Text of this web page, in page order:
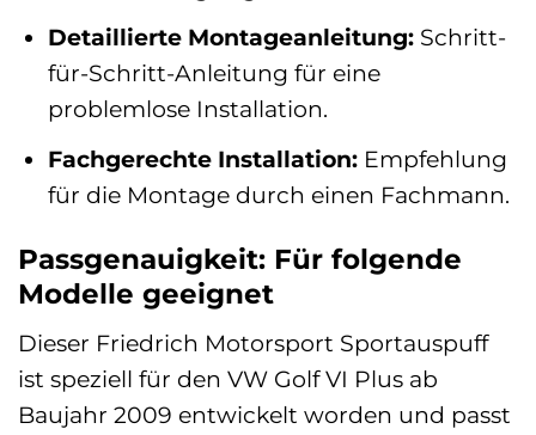
Detaillierte Montageanleitung:Schritt-
für-Schritt-Anleitung für eine
problemlose Installation.
Fachgerechte Installation:Empfehlung
für die Montage durch einen Fachmann.
Passgenauigkeit: Für folgende
Modelle geeignet
Dieser Friedrich Motorsport Sportauspuff
ist speziell für den VW Golf VI Plus ab
Baujahr 2009 entwickelt worden und passt